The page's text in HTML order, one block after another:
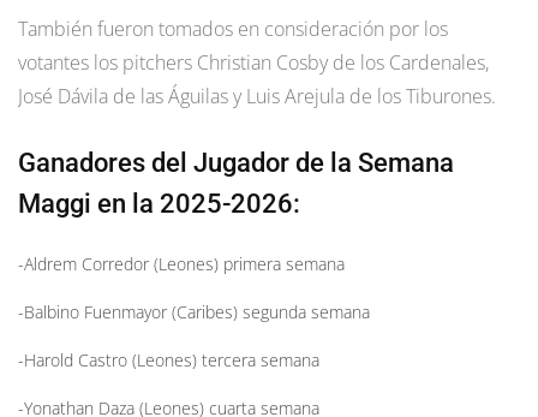
También fueron tomados en consideración por los
votantes los pitchers Christian Cosby de los Cardenales,
José Dávila de las Águilas y Luis Arejula de los Tiburones.
Ganadores del Jugador de la Semana
Maggi en la 2025-2026:
-Aldrem Corredor (Leones) primera semana
-Balbino Fuenmayor (Caribes) segunda semana
-Harold Castro (Leones) tercera semana
-Yonathan Daza (Leones) cuarta semana